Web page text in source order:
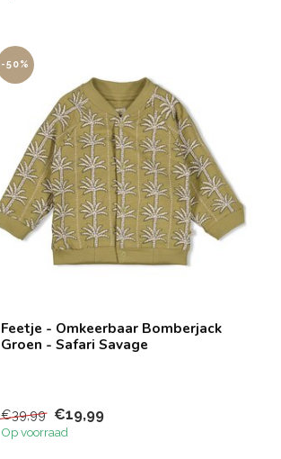
-50%
Feetje - Omkeerbaar Bomberjack
Groen - Safari Savage
€39,99 €19,99
Op voorraad